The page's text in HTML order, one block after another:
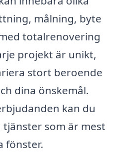
målning, byte
totalrenovering
projekt är unikt,
stort beroende
dina önskemål.
kan du
tjänster som är mest
fönster.